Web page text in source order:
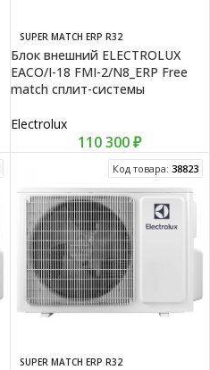
SUPER MATCH ERP R32
Блок внешний ELECTROLUX
EACO/I-18 FMI-2/N8_ERP Free
match сплит-системы
Electrolux
110 300₽
Код товара: 38823
SUPER MATCH ERP R32